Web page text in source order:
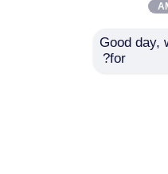
Good day,
for?